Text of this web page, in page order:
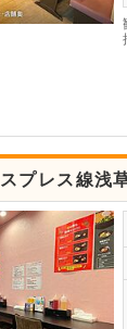
プレス線浅
出ました。